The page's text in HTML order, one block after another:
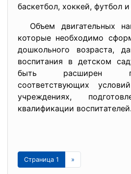
баскетбол, хоккей, футбол
Объем двигательных
которые необходимо
дошкольного возраста,
воспитания в детском
быть расширен
соответствующих
учреждениях,
квалификации воспитателей.
Страница 1 »